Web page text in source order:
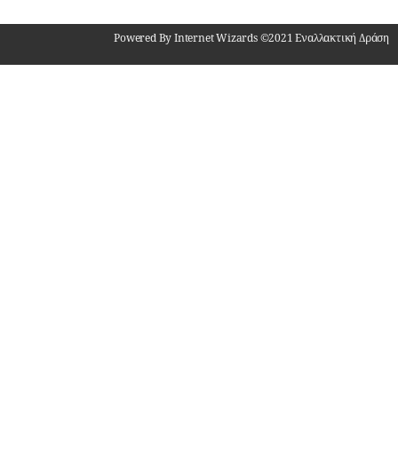
Powered By Internet Wizards ©2021 Εναλλακτική Δράση